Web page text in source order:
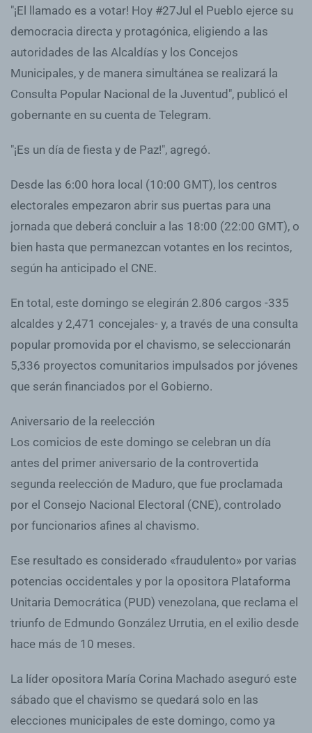
"¡El llamado es a votar! Hoy #27Jul el Pueblo ejerce su
democracia directa y protagónica, eligiendo a las
autoridades de las Alcaldías y los Concejos
Municipales, y de manera simultánea se realizará la
Consulta Popular Nacional de la Juventud", publicó el
gobernante en su cuenta de Telegram.
"¡Es un día de fiesta y de Paz!", agregó.
Desde las 6:00 hora local (10:00 GMT), los centros
electorales empezaron abrir sus puertas para una
jornada que deberá concluir a las 18:00 (22:00 GMT), o
bien hasta que permanezcan votantes en los recintos,
según ha anticipado el CNE.
En total, este domingo se elegirán 2.806 cargos -335
alcaldes y 2,471 concejales- y, a través de una consulta
popular promovida por el chavismo, se seleccionarán
5,336 proyectos comunitarios impulsados por jóvenes
que serán financiados por el Gobierno.
Aniversario de la reelección
Los comicios de este domingo se celebran un día
antes del primer aniversario de la controvertida
segunda reelección de Maduro, que fue proclamada
por el Consejo Nacional Electoral (CNE), controlado
por funcionarios afines al chavismo.
Ese resultado es considerado «fraudulento» por varias
potencias occidentales y por la opositora Plataforma
Unitaria Democrática (PUD) venezolana, que reclama el
triunfo de Edmundo González Urrutia, en el exilio desde
hace más de 10 meses.
La líder opositora María Corina Machado aseguró este
sábado que el chavismo se quedará solo en las
elecciones municipales de este domingo, como ya